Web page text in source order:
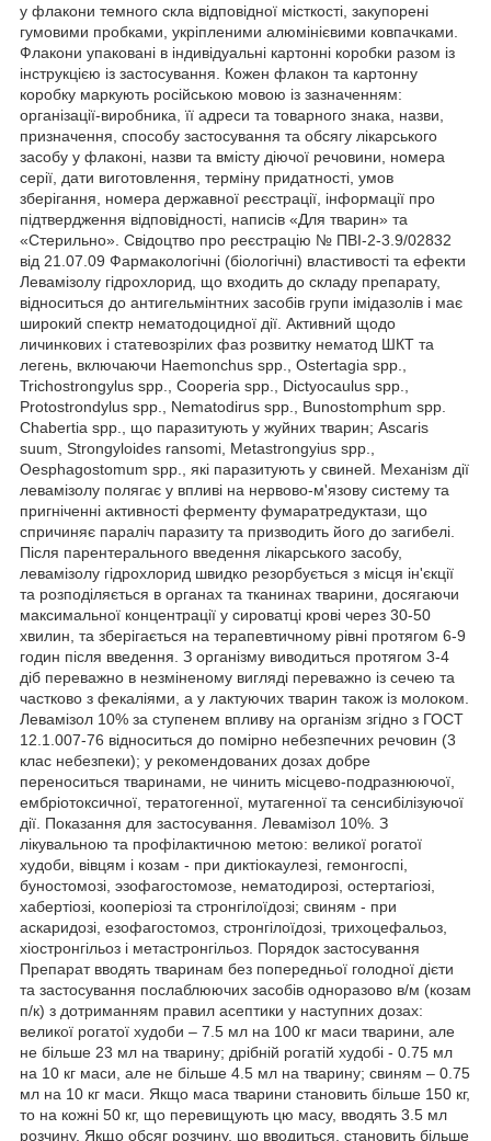
у флакони темного скла відповідної місткості, закупорені
гумовими пробками, укріпленими алюмінієвими ковпачками.
Флакони упаковані в індивідуальні картонні коробки разом із
інструкцією із застосування. Кожен флакон та картонну
коробку маркують російською мовою із зазначенням:
організації-виробника, її адреси та товарного знака, назви,
призначення, способу застосування та обсягу лікарського
засобу у флаконі, назви та вмісту діючої речовини, номера
серії, дати виготовлення, терміну придатності, умов
зберігання, номера державної реєстрації, інформації про
підтвердження відповідності, написів «Для тварин» та
«Стерильно». Свідоцтво про реєстрацію № ПВІ-2-3.9/02832
від 21.07.09 Фармакологічні (біологічні) властивості та ефекти
Левамізолу гідрохлорид, що входить до складу препарату,
відноситься до антигельмінтних засобів групи імідазолів і має
широкий спектр нематодоцидної дії. Активний щодо
личинкових і статевозрілих фаз розвитку нематод ШКТ та
легень, включаючи Haemonchus spp., Ostertagia spp.,
Trichostrongylus spp., Cooperia spp., Dictyocaulus spp.,
Protostrondylus spp., Nematodirus spp., Bunostomphum spp.
Chabertia spp., що паразитують у жуйних тварин; Ascaris
suum, Strongyloides ransomi, Metastrongyius spp.,
Oesphagostomum spp., які паразитують у свиней. Механізм дії
левамізолу полягає у впливі на нервово-м'язову систему та
пригніченні активності ферменту фумаратредуктази, що
спричиняє параліч паразиту та призводить його до загибелі.
Після парентерального введення лікарського засобу,
левамізолу гідрохлорид швидко резорбується з місця ін'єкції
та розподіляється в органах та тканинах тварини, досягаючи
максимальної концентрації у сироватці крові через 30-50
хвилин, та зберігається на терапевтичному рівні протягом 6-9
годин після введення. З організму виводиться протягом 3-4
діб переважно в незміненому вигляді переважно із сечею та
частково з фекаліями, а у лактуючих тварин також із молоком.
Левамізол 10% за ступенем впливу на організм згідно з ГОСТ
12.1.007-76 відноситься до помірно небезпечних речовин (3
клас небезпеки); у рекомендованих дозах добре
переноситься тваринами, не чинить місцево-подразнюючої,
ембріотоксичної, тератогенної, мутагенної та сенсибілізуючої
дії. Показання для застосування. Левамізол 10%. З
лікувальною та профілактичною метою: великої рогатої
худоби, вівцям і козам - при диктіокаулезі, гемонгоспі,
буностомозі, эзофагостомозе, нематодирозі, остертагіозі,
хабертіозі, кооперіозі та стронгілоїдозі; свиням - при
аскаридозі, езофагостомоз, стронгілоїдозі, трихоцефальоз,
хіостронгільоз і метастронгільоз. Порядок застосування
Препарат вводять тваринам без попередньої голодної дієти
та застосування послаблюючих засобів одноразово в/м (козам
п/к) з дотриманням правил асептики у наступних дозах:
великої рогатої худоби – 7.5 мл на 100 кг маси тварини, але
не більше 23 мл на тварину; дрібній рогатій худобі - 0.75 мл
на 10 кг маси, але не більше 4.5 мл на тварину; свиням – 0.75
мл на 10 кг маси. Якщо маса тварини становить більше 150 кг,
то на кожні 50 кг, що перевищують цю масу, вводять 3.5 мл
розчину. Якщо обсяг розчину, що вводиться, становить більше